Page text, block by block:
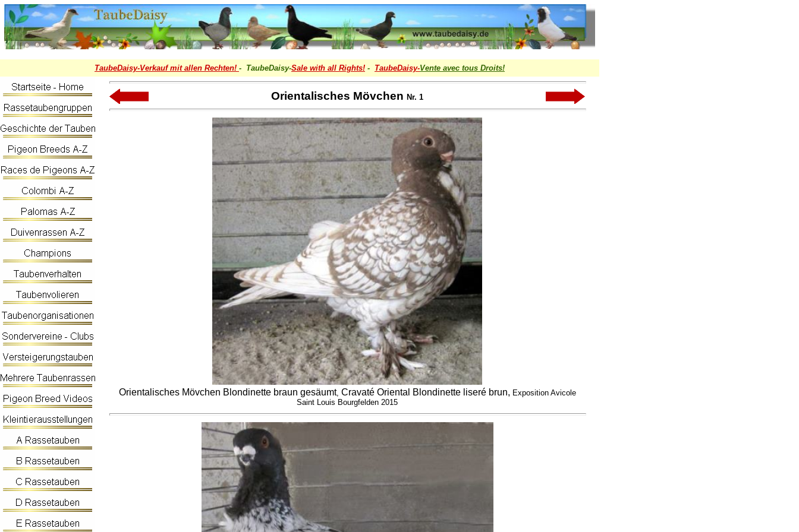
TaubeDaisy-Verkauf mit allen Rechten! - TaubeDaisy-Sale with all Rights! - TaubeDaisy-Vente avec tous Droits!
Orientalisches Mövchen Nr. 1
Orientalisches Mövchen Blondinette braun gesäumt, Cravaté Oriental Blondinette liseré brun, Exposition Avicole
Saint Louis Bourgfelden 2015